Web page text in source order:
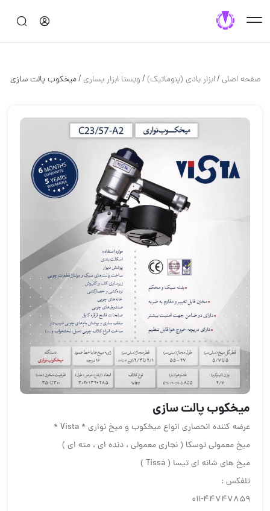
صفحه اصلی/ابزار بادي (پنوماتيك)/ويستا ابزار يسارى/ميخكوب پالت سازى
ميخكوب پالت سازى
عرضه كننده انحصارى انواع ميخكوب و ميخ نوارى * Vista *
ميخ معمولى توسكا ( نجارى معمولى ، دنده اى ، مته اى )
ميخ هاى شانه اى تيسا ( Tissa )
تلفكس :
٤٤٧٤٧٨٥٩-٠١١